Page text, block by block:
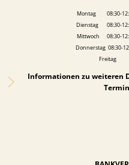
Montag 08:30-
Dienstag 08:30-
Mittwoch 08:30-
Donnerstag 08:30-
Freitag
Informationen zu weiteren